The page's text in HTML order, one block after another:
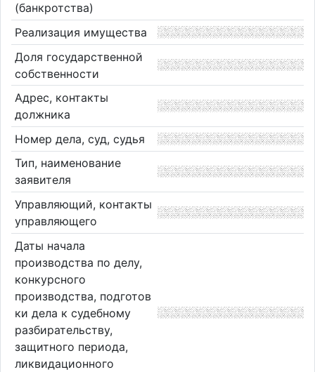
(банкротства)
Реализация имущества
Доля государственной
собственности
Адрес, контакты
должника
Номер дела, суд, судья
Тип, наименование
заявителя
Управляющий, контакты
управляющего
Даты начала
производства по делу,
конкурсного
производства, подготов
ки дела к судебному
разбирательству,
защитного периода,
ликвидационного